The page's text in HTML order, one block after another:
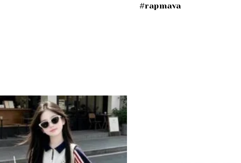
#rapmava
Add to
wishlist